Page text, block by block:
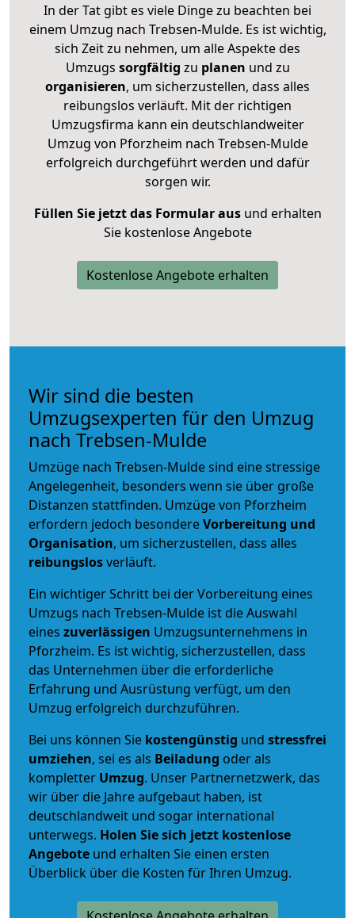
In der Tat gibt es viele Dinge zu beachten bei
einem Umzug nach Trebsen-Mulde. Es ist wichtig,
sich Zeit zu nehmen, um alle Aspekte des
Umzugs sorgfältig zu planen und zu
organisieren, um sicherzustellen, dass alles
reibungslos verläuft. Mit der richtigen
Umzugsfirma kann ein deutschlandweiter
Umzug von Pforzheim nach Trebsen-Mulde
erfolgreich durchgeführt werden und dafür
sorgen wir.
Füllen Sie jetzt das Formular ausund erhalten
Sie kostenlose Angebote
Kostenlose Angebote erhalten
Wir sind die besten
Umzugsexperten für den Umzug
nach Trebsen-Mulde
Umzüge nach Trebsen-Mulde sind eine stressige
Angelegenheit, besonders wenn sie über große
Distanzen stattfinden. Umzüge von Pforzheim
erfordern jedoch besondereVorbereitung und
Organisation, um sicherzustellen, dass alles
reibungslosverläuft.
Ein wichtiger Schritt bei der Vorbereitung eines
Umzugs nach Trebsen-Mulde ist die Auswahl
eines zuverlässigen Umzugsunternehmens in
Pforzheim. Es ist wichtig, sicherzustellen, dass
das Unternehmen über die erforderliche
Erfahrung und Ausrüstung verfügt, um den
Umzug erfolgreich durchzuführen.
Bei uns können Sie kostengünstig und stressfrei
umziehen, sei es als Beiladung oder als
kompletter Umzug. Unser Partnernetzwerk, das
wir über die Jahre aufgebaut haben, ist
deutschlandweit und sogar international
unterwegs. Holen Sie sich jetzt kostenlose
Angebote und erhalten Sie einen ersten
Überblick über die Kosten für Ihren Umzug.